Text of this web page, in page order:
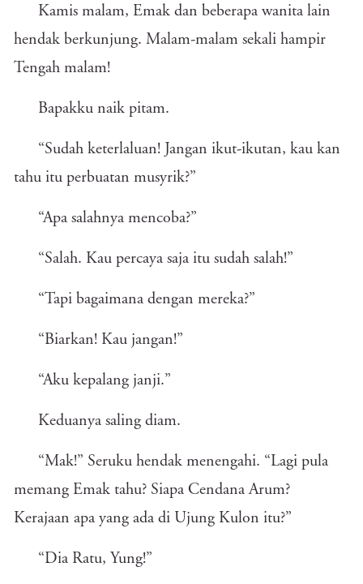
Kamis malam, Emak dan beberapa wanita lain
hendak berkunjung. Malam-malam sekali hampir
Tengah malam!
Bapakku naik pitam.
“Sudah keterlaluan! Jangan ikut-ikutan, kau kan
tahu itu perbuatan musyrik?”
“Apa salahnya mencoba?”
“Salah. Kau percaya saja itu sudah salah!”
“Tapi bagaimana dengan mereka?”
“Biarkan! Kau jangan!”
“Aku kepalang janji.”
Keduanya saling diam.
“Mak!” Seruku hendak menengahi. “Lagi pula
memang Emak tahu? Siapa Cendana Arum?
Kerajaan apa yang ada di Ujung Kulon itu?”
“Dia Ratu, Yung!”